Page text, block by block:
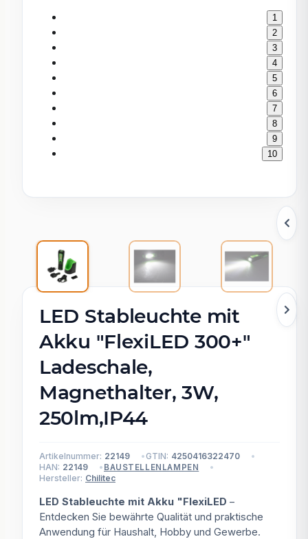
1
2
3
4
5
6
7
8
9
10
LED Stableuchte mit
Akku "FlexiLED 300+"
Ladeschale,
Magnethalter, 3W,
250lm,IP44
Artikelnummer: 22149 GTIN: 4250416322470
HAN: 22149 BAUSTELLENLAMPEN
Hersteller: Chilitec
LED Stableuchte mit Akku "FlexiLED –
Entdecken Sie bewährte Qualität und praktische
Anwendung für Haushalt, Hobby und Gewerbe.